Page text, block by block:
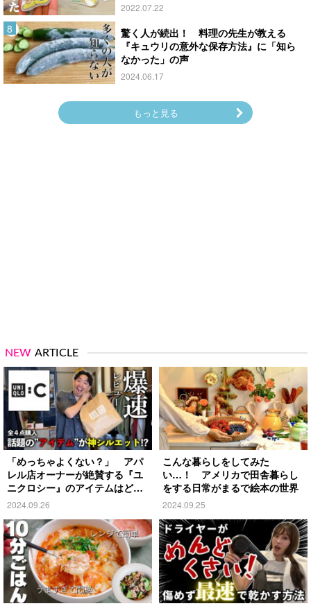
2022.07.22
驚く人が続出！ 料理の先生が教える
『キュウリの意外な保存方法』に「知ら
なかった」の声
2024.06.17
もっと見る
NEW ARTICLE
「めっちゃよくない？」 アパ
レル店オーナーが絶賛する『ユ
ニクロシー』のアイテムはど
れ？
2024.09.26
こんな暮らしをしてみた
い…！ アメリカで田舎暮らし
をする日常がまるで絵本の世界
2024.09.25